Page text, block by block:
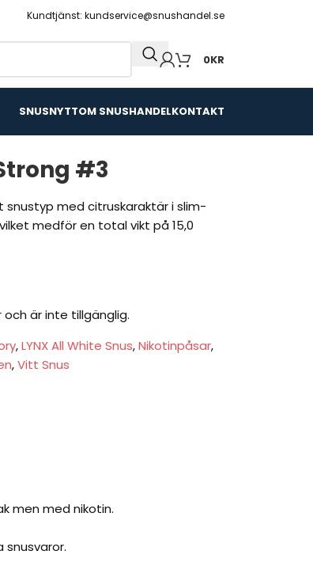
Kundtjänst: kundservice@snushandel.se
0KR
SNUSNYTTOM SNUSHANDELKONTAKT
#3
snustyp med citruskaraktär i slim-
medför en total vikt på 15,0
är inte tillgänglig.
,LYNX All White Snus,Nikotinpåsar,
,Vitt Snus
men med nikotin.